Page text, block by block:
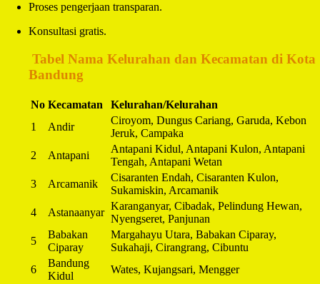
Proses pengerjaan transparan.
Konsultasi gratis.
Tabel Nama Kelurahan dan Kecamatan di Kota
Bandung
No Kecamatan
Kelurahan/Kelurahan
1
Andir
Ciroyom, Dungus Cariang, Garuda, Kebon
Jeruk, Campaka
2
Antapani
Antapani Kidul, Antapani Kulon, Antapani
Tengah, Antapani Wetan
3
Arcamanik
Cisaranten Endah, Cisaranten Kulon,
Sukamiskin, Arcamanik
4
Astanaanyar
Karanganyar, Cibadak, Pelindung Hewan,
Nyengseret, Panjunan
5
Babakan
Ciparay
Margahayu Utara, Babakan Ciparay,
Sukahaji, Cirangrang, Cibuntu
6
Bandung
Kidul
Wates, Kujangsari, Mengger